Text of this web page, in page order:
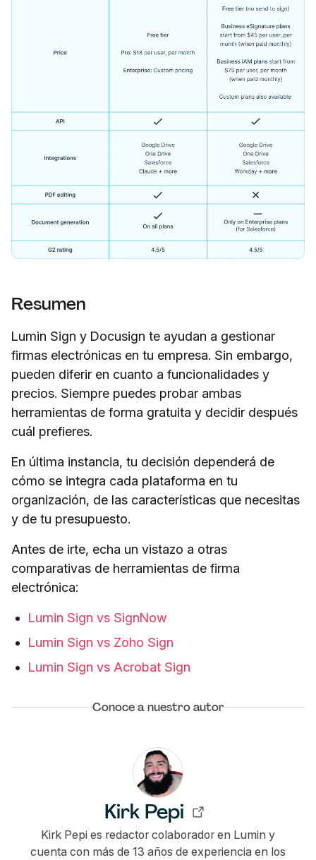
Resumen
Lumin Sign y Docusign te ayudan a gestionar
firmas electrónicas en tu empresa. Sin embargo,
pueden diferir en cuanto a funcionalidades y
precios. Siempre puedes probar ambas
herramientas de forma gratuita y decidir después
cuál prefieres.
En última instancia, tu decisión dependerá de
cómo se integra cada plataforma en tu
organización, de las características que necesitas
y de tu presupuesto.
Antes de irte, echa un vistazo a otras
comparativas de herramientas de firma
electrónica:
Lumin Sign vs SignNow
Lumin Sign vs Zoho Sign
Lumin Sign vs Acrobat Sign
Conoce a nuestro autor
Kirk Pepi
Kirk Pepi es redactor colaborador en Lumin y
cuenta con más de 13 años de experiencia en los